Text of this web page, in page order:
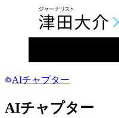
AIチャプター
AIチャプター